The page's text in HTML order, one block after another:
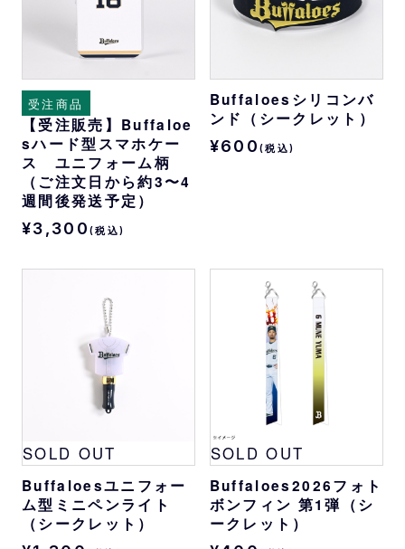
受注商品
【受注販売】Buffaloe
sハード型スマホケー
ス ユニフォーム柄
（ご注文日から約3〜4
週間後発送予定）
¥3,300 (税込)
Buffaloesシリコンバ
ンド（シークレット）
¥600(税込)
SOLD OUT
Buffaloesユニフォー
ム型ミニペンライト
（シークレット）
SOLD OUT
Buffaloes2026フォト
ボンフィン 第1弾（シ
ークレット）